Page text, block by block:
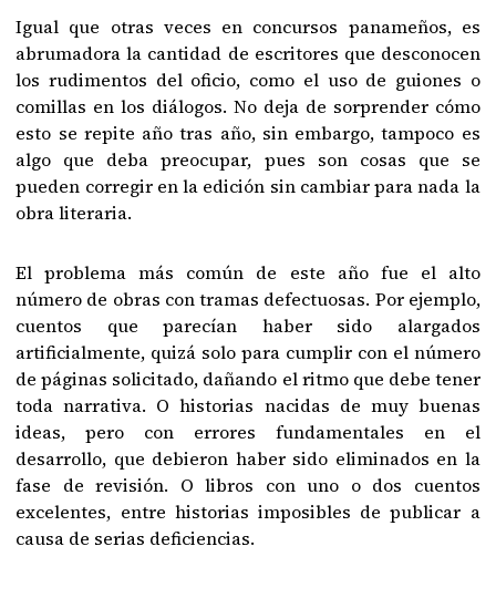
Igual que otras veces en concursos panameños, es
abrumadora la cantidad de escritores que desconocen
los rudimentos del oficio, como el uso de guiones o
comillas en los diálogos. No deja de sorprender cómo
esto se repite año tras año, sin embargo, tampoco es
algo que deba preocupar, pues son cosas que se
pueden corregir en la edición sin cambiar para nada la
obra literaria.
El problema más común de este año fue el alto
número de obras con tramas defectuosas. Por ejemplo,
cuentos que parecían haber sido alargados
artificialmente, quizá solo para cumplir con el número
de páginas solicitado, dañando el ritmo que debe tener
toda narrativa. O historias nacidas de muy buenas
ideas, pero con errores fundamentales en el
desarrollo, que debieron haber sido eliminados en la
fase de revisión. O libros con uno o dos cuentos
excelentes, entre historias imposibles de publicar a
causa de serias deficiencias.